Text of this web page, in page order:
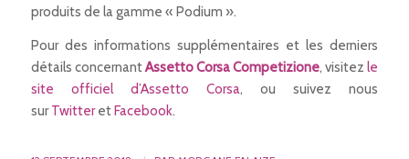
produits de la gamme « Podium ».
Pour des informations supplémentaires et les derniers
détails concernantAssetto Corsa Competizione, visitezle
site officiel d’Assetto Corsa, ou suivez nous
surTwitteretFacebook.